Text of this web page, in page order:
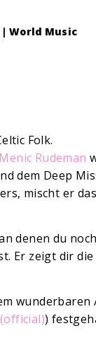
| World Music
Folk.
Menic Rudeman
dem Deep
mischt er
denen du
Er zeigt dir
wunderbaren
)